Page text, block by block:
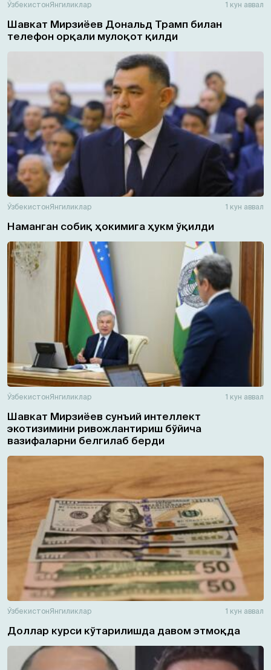
ЎзбекистонЯнгиликлар 1 кун аввал
Шавкат Мирзиёев Дональд Трамп билан
телефон орқали мулоқот қилди
ЎзбекистонЯнгиликлар 1 кун аввал
Наманган собиқ ҳокимига ҳукм ўқилди
ЎзбекистонЯнгиликлар 1 кун аввал
Шавкат Мирзиёев сунъий интеллект
экотизимини ривожлантириш бўйича
вазифаларни белгилаб берди
ЎзбекистонЯнгиликлар 1 кун аввал
Доллар курси кўтарилишда давом этмоқда